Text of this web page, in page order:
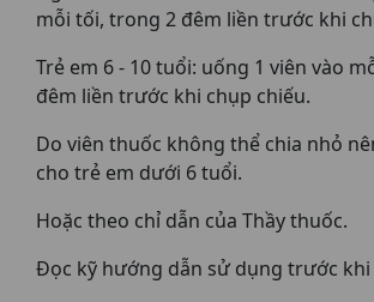
mỗi tối, trong 2 đêm liền trước khi
Trẻ em 6 - 10 tuổi: uống 1 viên vào
đêm liền trước khi chụp chiếu.
Do viên thuốc không thể chia nhỏ
cho trẻ em dưới 6 tuổi.
Hoặc theo chỉ dẫn của Thầy thuốc.
Đọc kỹ hướng dẫn sử dụng trước khi